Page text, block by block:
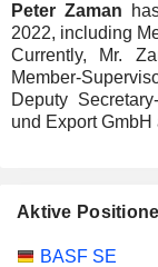
Peter Zaman
2022, including
Currently, Mr.
Member-
Deputy
und Export
Aktive
Unternehmen
BASF SE